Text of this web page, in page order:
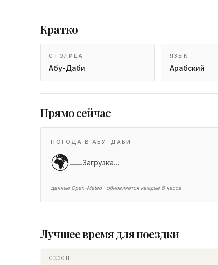
Кратко
СТОЛИЦА
Абу-Даби
ЯЗЫК
Арабский
Прямо сейчас
ПОГОДА В АБУ-ДАБИ
🌍—Загрузка…
данные Open-Meteo · обновляется каждые 6 часов
Лучшее время для поездки
СЕЗОН